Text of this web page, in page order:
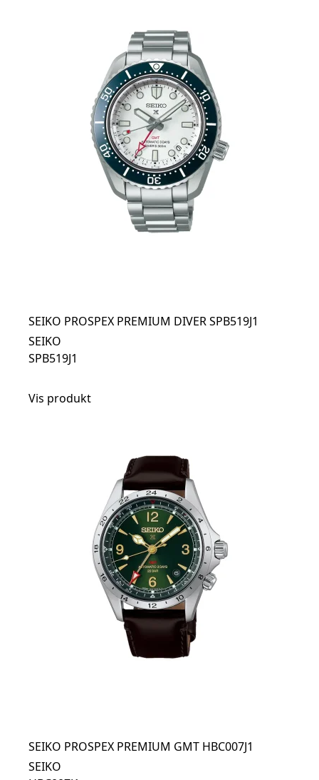
SEIKO PROSPEX PREMIUM DIVER SPB519J1
SEIKO
SPB519J1
Vis produkt
SEIKO PROSPEX PREMIUM GMT HBC007J1
SEIKO